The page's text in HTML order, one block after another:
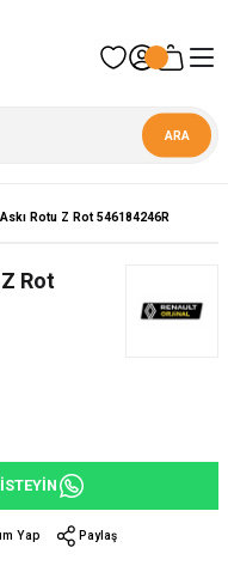
ARA
Rotu Z Rot 546184246R
Rot
Yap Paylaş